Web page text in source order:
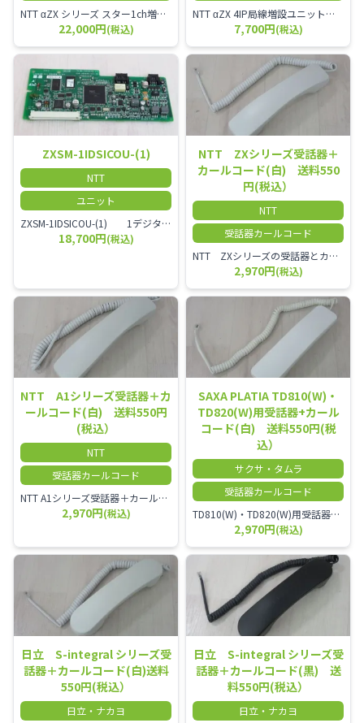
NTT αZX シリーズ スター1ch増設接続装置 コードレス接続用アンテナ ZX-DCL-S1CS-1M ZX-DCL-PS等と組み合わせて使用します。 ZX-DCL-PSを複数台接続できますが同時に通話できるのは１台のみです。
22,000円(税込)
NTT αZX 4IP局線増設ユニット ひかり電話オフィスタイプで4ch以上にしたい場合必要となるユニットです。
7,700円(税込)
ZXSM-1IDSICOU-(1)
NTT
ユニット
ZXSM-1IDSICOU-(1) 1デジタル局線ユニット
18,700円(税込)
NTT ZXシリーズ受話器＋
カールコード(白) 送料550
円(税込）
NTT
受話器カールコード
NTT ZXシリーズの受話器とカールコードセット／本商品は中古品となります。 写真では分かりにくいキズ・汚れなどの使用感があります。 経年変化で日焼けの色味が強くなる場合がございます。 予めご理解・ご了承頂きますようお願いいたします。
2,970円(税込)
NTT A1シリーズ受話器＋カ
ールコード(白) 送料550円
(税込）
NTT
受話器カールコード
NTT A1シリーズ受話器＋カールコード セット／本商品は中古品となります。 写真では分かりにくいキズ・汚れなどの使用感があります。 経年変化で日焼けの色味が強くなる場合がございます。 予めご理解・ご了承頂きますようお願いいたします。
2,970円(税込)
SAXA PLATIA TD810(W)・
TD820(W)用受話器+カール
コード(白) 送料550円(税
込）
サクサ・タムラ
受話器カールコード
TD810(W)・TD820(W)用受話器＋カールコード セット／本商品は中古品となります。 写真では分かりにくいキズ・汚れなどの使用感があります。 予めご理解・ご了承頂きますようお願いいたします。
2,970円(税込)
日立 S-integral シリーズ受
話器＋カールコード(白)送料
550円(税込）
日立・ナカヨ
日立 S-integral シリーズ受
話器＋カールコード(黒) 送
料550円(税込）
日立・ナカヨ